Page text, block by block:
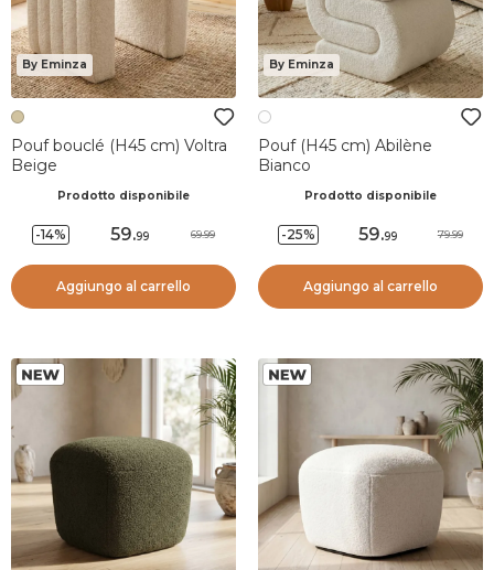
By Eminza
Pouf bouclé (H45 cm) Voltra
Beige
Prodotto disponibile
-14% 59.99 69.99
Aggiungo al carrello
By Eminza
Pouf (H45 cm) Abilène
Bianco
Prodotto disponibile
-25% 59.99 79.99
Aggiungo al carrello